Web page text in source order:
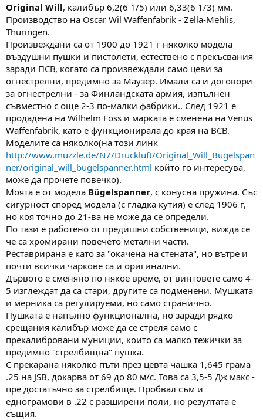
Original Will, калибър 6,2(6 1/5) или 6,33(6 1/3) мм.
Производство на Oscar Wil Waffenfabrik - Zella-Mehlis,
Thüringen.
Произвеждани са от 1900 до 1921 г няколко модела
въздушни пушки и пистолети, естествено с прекъсвания
заради ПСВ, когато са произвеждали само цеви за
огнестрелни, предимно за Маузер. Имали са и договори
за огнестрелни - за Финландската армия, изпълнен
съвместно с още 2-3 по-малки фабрики.. След 1921 е
продадена на Wilhelm Foss и марката е сменена на Venus
Waffenfabrik, като е функционирала до края на ВСВ.
Моделите са няколко(на този линк
http://www.muzzle.de/N7/Druckluft/Original_Will_Bugelspan
ner/original_will_bugelspanner.html който го интересува,
може да прочете повечко).
Моята е от модела Bügelspanner, с конусна пружина. Със
сигурност според модела (с гладка кутия) е след 1906 г,
но коя точно до 21-ва не може да се определи.
По тази е работено от предишни собственици, вижда се
че са хромирани повечето метални части.
Реставрирана е като за "окачена на стената", но вътре и
почти всички чаркове са и оригинални.
Дървото е сменяно по някое време, от винтовете само 4-
5 изглеждат да са стари, другите са подменени. Мушката
и мерника са регулируеми, но само странично.
Пушката е напълно функционална, но заради рядко
срещания калибър може да се стреля само с
прекалибровани муниции, които са малко тежички за
предимно "стрелбищна" пушка.
С прекарана няколко пъти през цевта чашка 1,645 грама
.25 на JSB, докарва от 69 до 80 м/с. Това са 3,5-5 Дж макс -
пре достатъчно за стрелбище. Пробвал съм и
еднограмови в .22 с разширени поли, но резултата е
същия.